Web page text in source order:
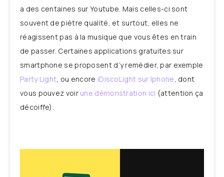
a des centaines sur Youtube. Mais celles-ci sont
souvent de piètre qualité, et surtout, elles ne
réagissent pas à la musique que vous êtes en train
de passer. Certaines applications gratuites sur
smartphone se proposent d’y remédier, par exemple
Party Light , ou encore iDiscoLight sur Iphone , dont
vous pouvez voir une démonstration ici (attention ça
décoiffe).